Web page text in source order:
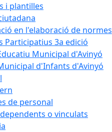
i plantilles
en l'elaboració de normes
Participatius 3a edició
Municipal d'Avinyó
d'Infants d'Avinyó
de personal
o vinculats